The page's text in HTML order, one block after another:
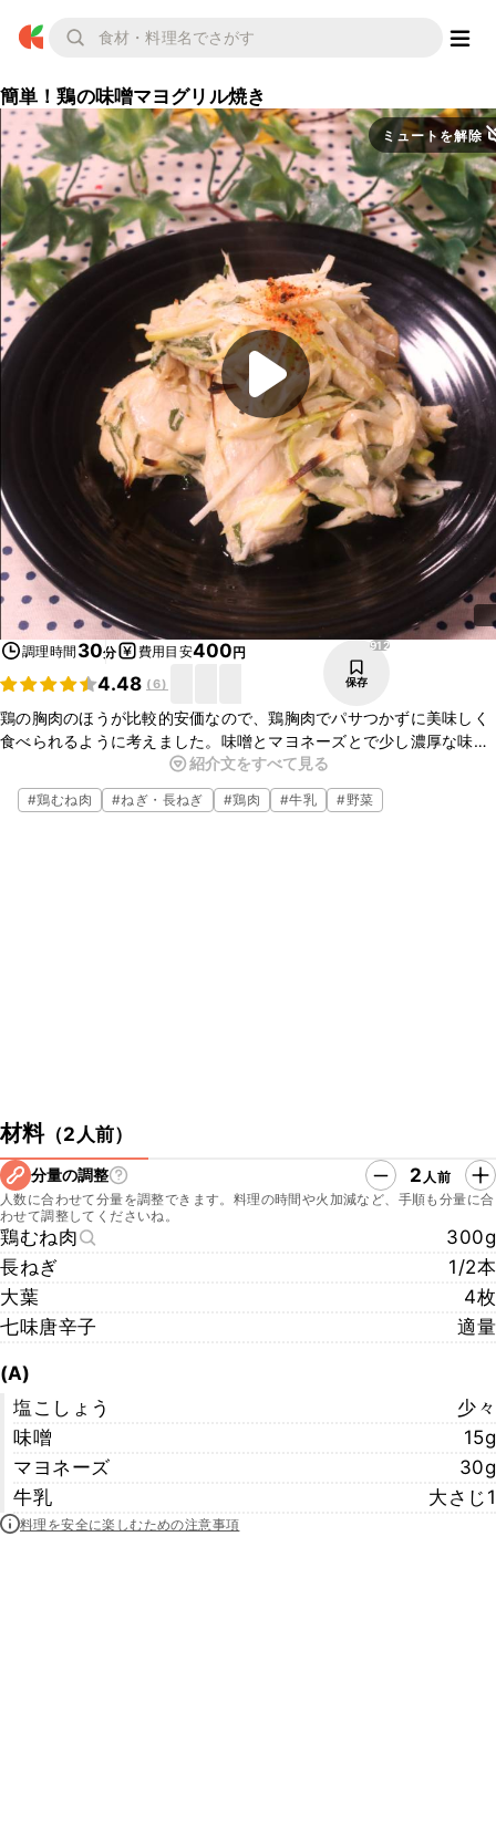
簡単！鶏の味噌マヨグリル焼き
ミュートを解除
調理時間 30分 費用目安400円
4.48 (6)
912
保存
鶏の胸肉のほうが比較的安価なので、鶏胸肉でパサつかずに美味しく
食べられるように考えました。味噌とマヨネーズとで少し濃厚な味の
ようですが牛乳を加えているのであっさりしています。長ネギは冷蔵
庫になければ、他の野菜でも大丈夫です！
紹介文をすべて見る
#鶏むね肉 #ねぎ・長ねぎ #鶏肉 #牛乳 #野菜
材料（2人前）
分量の調整 2 人前
人数に合わせて分量を調整できます。料理の時間や火加減など、手順も分量に合
わせて調整してくださいね。
鶏むね肉
300g
長ねぎ
1/2本
大葉
4枚
七味唐辛子
適量
(A)
塩こしょう
少々
味噌
15g
マヨネーズ
30g
牛乳
大さじ1
料理を安全に楽しむための注意事項